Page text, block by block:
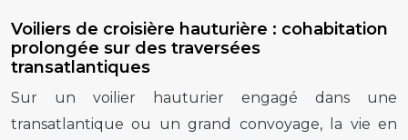
Voiliers de croisière hauturière : cohabitation
prolongée sur des traversées
transatlantiques
Sur un voilier hauturier engagé dans une
transatlantique ou un grand convoyage, la vie en